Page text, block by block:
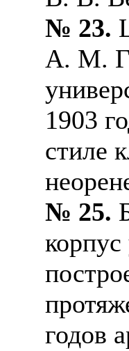
№ 23.
А. М.
1903
стиле
№ 25.
корпус
годов